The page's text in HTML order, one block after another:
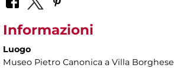
Informazioni
Luogo
Museo Pietro Canonica a Villa Borghese